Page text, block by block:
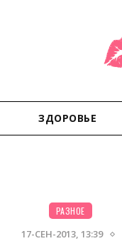
ЗДОРОВЬЕ
РАЗНОЕ
17-СЕН-2013, 13:39